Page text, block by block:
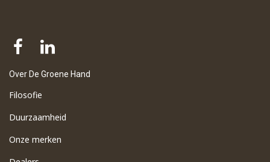
Over De Groene Hand
Filosofie
Duurzaamheid
Onze merken